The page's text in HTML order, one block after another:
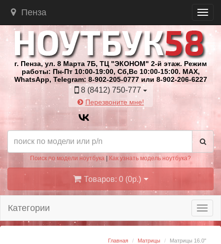
Пенза
г. Пенза, ул. 8 Марта 7Б, ТЦ "ЭКОНОМ" 2-й этаж. Режим
работы: Пн-Пт 10:00-19:00, Сб,Вс 10:00-15:00. MAX,
WhatsApp, Telegram: 8-902-205-0777 или 8-902-206-6227
8 (8412) 750-777
Перезвоните мне!
Поиск по модели ноутбука Как узнать модель ноутбука?
Товаров: 0 (0р.)
Категории
Главная Матрицы Матрицы 16.0"